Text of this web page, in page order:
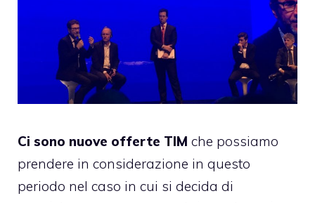
Ci sono nuove offerte TIM che possiamo
prendere in considerazione in questo
periodo nel caso in cui si decida di